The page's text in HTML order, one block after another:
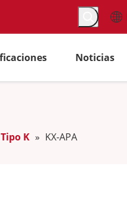
Noticias
Tipo K » KX-APA